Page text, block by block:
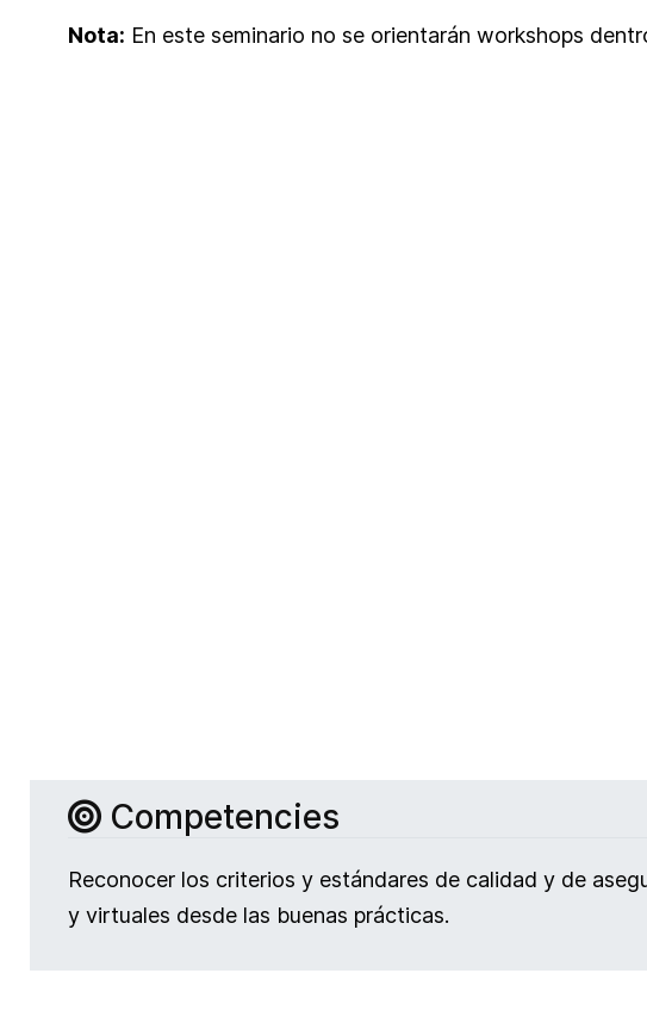
Nota: En este seminario no se orientarán workshops
Competencies
Reconocer los criterios y estándares de calidad y de
y virtuales desde las buenas prácticas.